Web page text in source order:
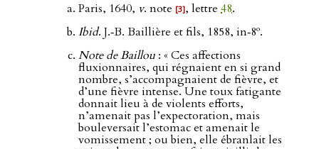
Paris, 1640, v. note [3], lettre 48.
Ibid. J.‑B. Baillière et fils, 1858, in‑8o.
Note de Baillou : « Ces affections
fluxionnaires, qui régnaient en si grand
nombre, s’accompagnaient de fièvre, et
d’une fièvre intense. Une toux fatigante
donnait lieu à de violents efforts,
n’amenait pas l’expectoration, mais
bouleversait l’estomac et amenait le
vomissement ; ou bien, elle ébranlait les